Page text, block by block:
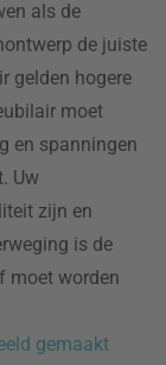
als de
de juiste
gelden hogere
moet
en spanningen
Uw
zijn en
is de
moet worden
gemaakt